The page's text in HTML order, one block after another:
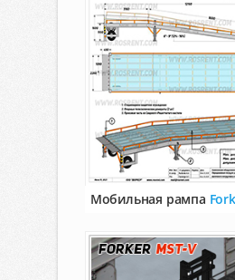
Мобильная рампа